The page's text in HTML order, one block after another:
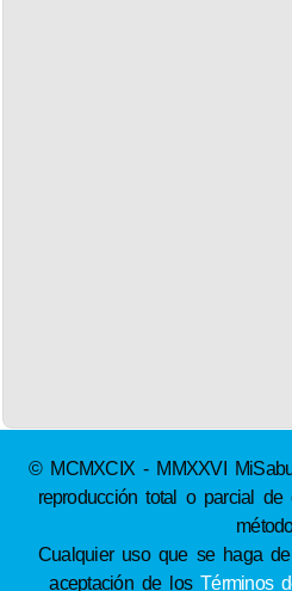
© MCMXCIX - MMXXVI
reproducción total o parcial
Cualquier uso que se haga
aceptación de losTérminos